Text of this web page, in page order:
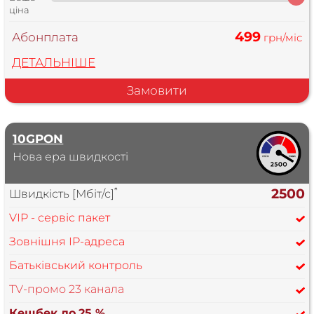
ціна
Абонплата
ДЕТАЛЬНІШЕ
499грн/міс
Замовити
10GPON
Нова ера швидкості
Швидкість [Мбіт/с]* 2500
VIP - сервіс пакет
Зовнішня IP-адреса
Батьківський контроль
TV-промо 23 канала